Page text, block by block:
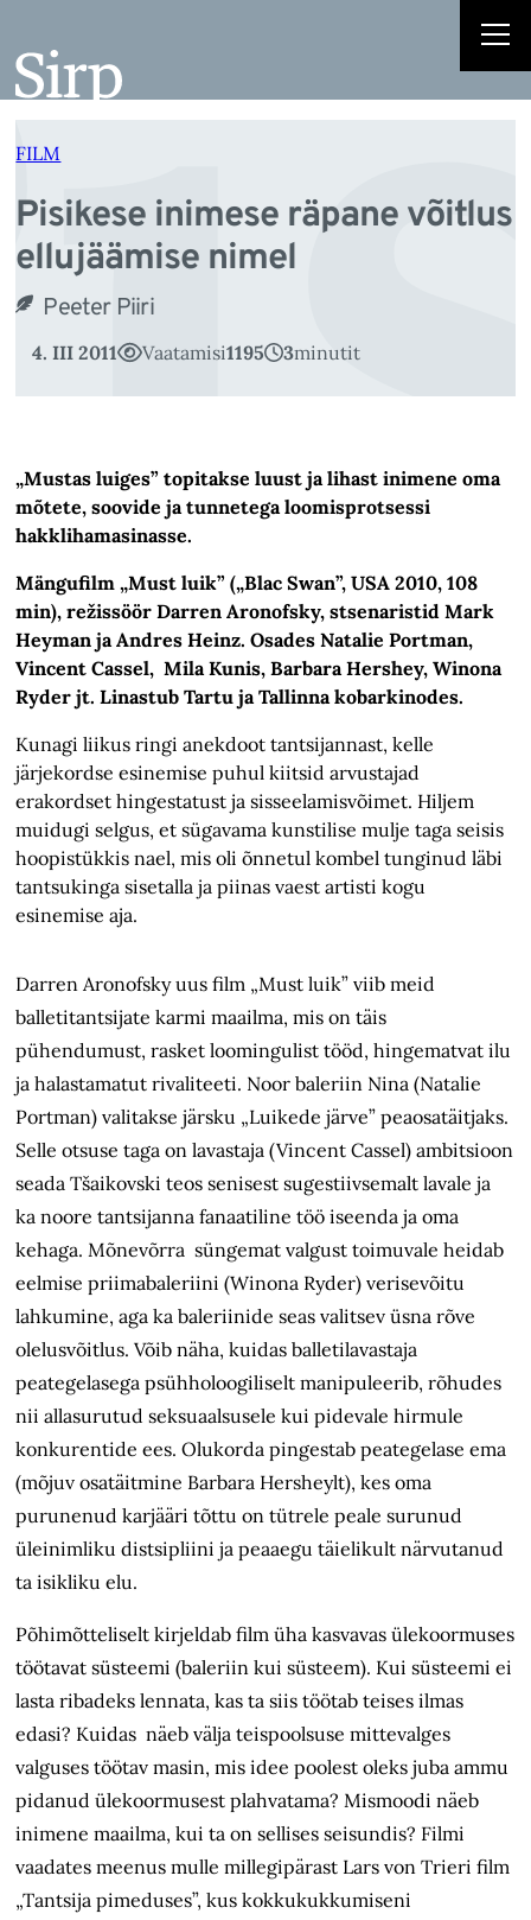
juurde
FILM
Pisikese inimese räpane võitlus
ellujäämise nimel
Peeter Piiri
4. III 2011 Vaatamisi1195 3minutit
„Mustas luiges” topitakse luust ja lihast inimene oma
mõtete, soovide ja tunnetega loomisprotsessi
hakklihamasinasse.
Mängufilm „Must luik” („Blac Swan”, USA 2010, 108
min), režissöör Darren Aronofsky, stsenaristid Mark
Heyman ja Andres Heinz. Osades Natalie Portman,
Vincent Cassel, Mila Kunis, Barbara Hershey, Winona
Ryder jt. Linastub Tartu ja Tallinna kobarkinodes.
Kunagi liikus ringi anekdoot tantsijannast, kelle
järjekordse esinemise puhul kiitsid arvustajad
erakordset hingestatust ja sisseelamisvõimet. Hiljem
muidugi selgus, et sügavama kunstilise mulje taga seisis
hoopistükkis nael, mis oli õnnetul kombel tunginud läbi
tantsukinga sisetalla ja piinas vaest artisti kogu
esinemise aja.
Darren Aronofsky uus film „Must luik” viib meid
balletitantsijate karmi maailma, mis on täis
pühendumust, rasket loomingulist tööd, hingematvat ilu
ja halastamatut rivaliteeti. Noor baleriin Nina (Natalie
Portman) valitakse järsku „Luikede järve” peaosatäitjaks.
Selle otsuse taga on lavastaja (Vincent Cassel) ambitsioon
seada Tšaikovski teos senisest sugestiivsemalt lavale ja
ka noore tantsijanna fanaatiline töö iseenda ja oma
kehaga. Mõnevõrra süngemat valgust toimuvale heidab
eelmise priimabaleriini (Winona Ryder) verisevõitu
lahkumine, aga ka baleriinide seas valitsev üsna rõve
olelusvõitlus. Võib näha, kuidas balletilavastaja
peategelasega psühholoogiliselt manipuleerib, rõhudes
nii allasurutud seksuaalsusele kui pidevale hirmule
konkurentide ees. Olukorda pingestab peategelase ema
(mõjuv osatäitmine Barbara Hersheylt), kes oma
purunenud karjääri tõttu on tütrele peale surunud
üleinimliku distsipliini ja peaaegu täielikult närvutanud
ta isikliku elu.
Põhimõtteliselt kirjeldab film üha kasvavas ülekoormuses
töötavat süsteemi (baleriin kui süsteem). Kui süsteemi ei
lasta ribadeks lennata, kas ta siis töötab teises ilmas
edasi? Kuidas näeb välja teispoolsuse mittevalges
valguses töötav masin, mis idee poolest oleks juba ammu
pidanud ülekoormusest plahvatama? Mismoodi näeb
inimene maailma, kui ta on sellises seisundis? Filmi
vaadates meenus mulle millegipärast Lars von Trieri film
„Tantsija pimeduses”, kus kokkukukkumiseni